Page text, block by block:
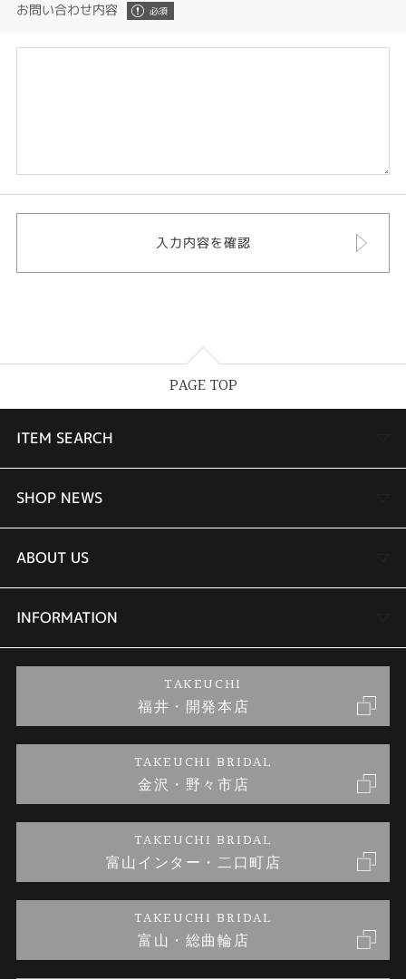
お問い合わせ内容
PAGE TOP
ITEM SEARCH
婚約指輪
結婚指輪
セットリング
婚約ネックレス
金・プラチナのお取引
SHOP NEWS
TAKEUCHI BRIDAL金沢本店情報
商品一覧
ブランドリスト
金澤指輪工房｜手作りペアリング
金澤指輪工房｜手作り結婚指輪 and 婚約指輪
金澤指輪工房｜手作り婚約指輪プロポーズプラン
ABOUT US
会社概要
お客様の声
INFORMATION
プライバシーポリシー
TAKEUCHI
福井・開発本店
TAKEUCHI BRIDAL
金沢・野々市店
TAKEUCHI BRIDAL
富山インター・二口町店
TAKEUCHI BRIDAL
富山・総曲輪店